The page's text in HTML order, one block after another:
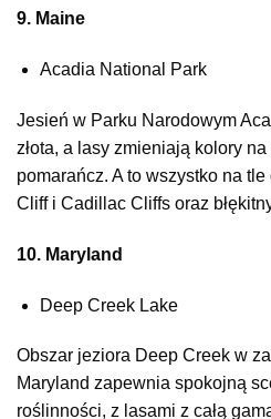
9. Maine
Acadia National Park
Jesień w Parku Narodowym
złota, a lasy zmieniają kolory
pomarańcz. A to wszystko na
Cliff i Cadillac Cliffs oraz
10. Maryland
Deep Creek Lake
Obszar jeziora Deep Creek w
Maryland zapewnia spokojną
roślinności, z lasami z całą